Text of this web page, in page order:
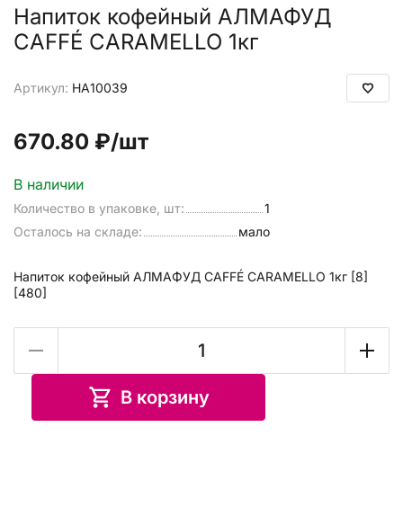
Артикул: НА10039
Напиток кофейный АЛМАФУД
CAFFÉ CARAMELLO 1кг
670.80 ₽/шт
В наличии
Количество в упаковке, шт:
1
Осталось на складе:
мало
Напиток кофейный АЛМАФУД CAFFÉ CARAMELLO 1кг [8]
[480]
В корзину